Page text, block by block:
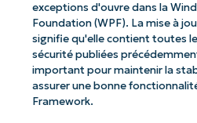
exceptions d'ouvre dans la
Foundation (WPF). La mise à
signifie qu'elle contient toutes
sécurité publiées
important pour maintenir la
assurer une bonne
Framework.